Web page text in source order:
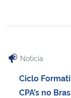
Notícia
Ciclo
CPA’s no